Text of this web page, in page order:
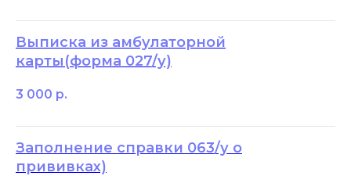
Выписка из амбулаторной
карты(форма 027/у)
3 000 р.
Заполнение справки 063/у о
прививках)